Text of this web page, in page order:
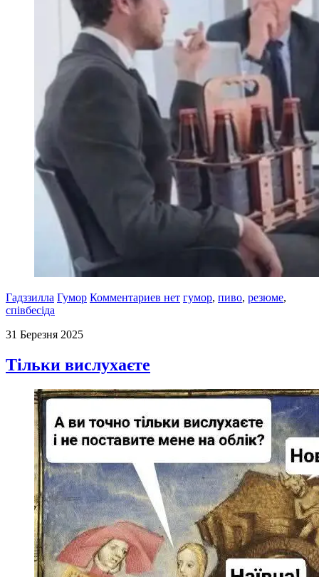
Гадззилла Гумор Комментариев нет гумор, пиво, резюме,
співбесіда
31 Березня 2025
Тільки вислухаєте